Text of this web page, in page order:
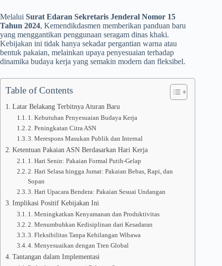
Melalui Surat Edaran Sekretaris Jenderal Nomor 15
Tahun 2024, Kemendikdasmen memberikan panduan baru
yang menggantikan penggunaan seragam dinas khaki.
Kebijakan ini tidak hanya sekadar pergantian warna atau
bentuk pakaian, melainkan upaya penyesuaian terhadap
dinamika budaya kerja yang semakin modern dan fleksibel.
Table of Contents
Latar Belakang Terbitnya Aturan Baru
1. Kebutuhan Penyesuaian Budaya Kerja
2. Peningkatan Citra ASN
3. Merespons Masukan Publik dan Internal
Ketentuan Pakaian ASN Berdasarkan Hari Kerja
1. Hari Senin: Pakaian Formal Putih-Gelap
2. Hari Selasa hingga Jumat: Pakaian Bebas, Rapi, dan
Sopan
3. Hari Upacara Bendera: Pakaian Sesuai Undangan
Implikasi Positif Kebijakan Ini
1. Meningkatkan Kenyamanan dan Produktivitas
2. Menumbuhkan Kedisiplinan dari Kesadaran
3. Fleksibilitas Tanpa Kehilangan Wibawa
4. Menyesuaikan dengan Tren Global
Tantangan dalam Implementasi